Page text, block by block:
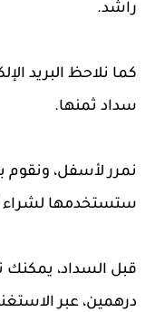
راشد.
كما نلاحظ البريد
سداد ثمنها.
نمرر لأسفل، ونقوم
ستستخدمها لشراء
قبل السداد، يمكنك
درهمين، عبر